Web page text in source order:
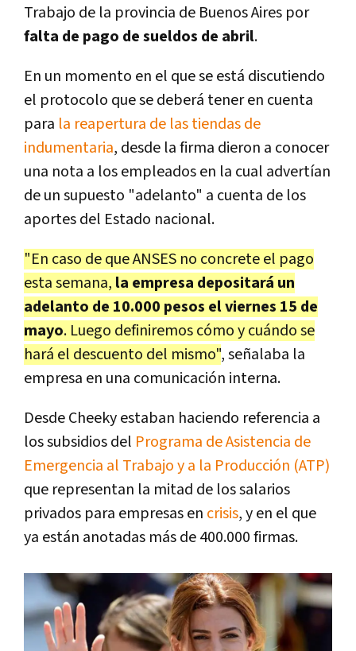
Trabajo de la provincia de Buenos Aires por
falta de pago de sueldos de abril.
En un momento en el que se está discutiendo
el protocolo que se deberá tener en cuenta
para la reapertura de las tiendas de
indumentaria, desde la firma dieron a conocer
una nota a los empleados en la cual advertían
de un supuesto "adelanto" a cuenta de los
aportes del Estado nacional.
"En caso de que ANSES no concrete el pago
esta semana, la empresa depositará un
adelanto de 10.000 pesos el viernes 15 de
mayo. Luego definiremos cómo y cuándo se
hará el descuento del mismo", señalaba la
empresa en una comunicación interna.
Desde Cheeky estaban haciendo referencia a
los subsidios del Programa de Asistencia de
Emergencia al Trabajo y a la Producción (ATP)
que representan la mitad de los salarios
privados para empresas en crisis, y en el que
ya están anotadas más de 400.000 firmas.